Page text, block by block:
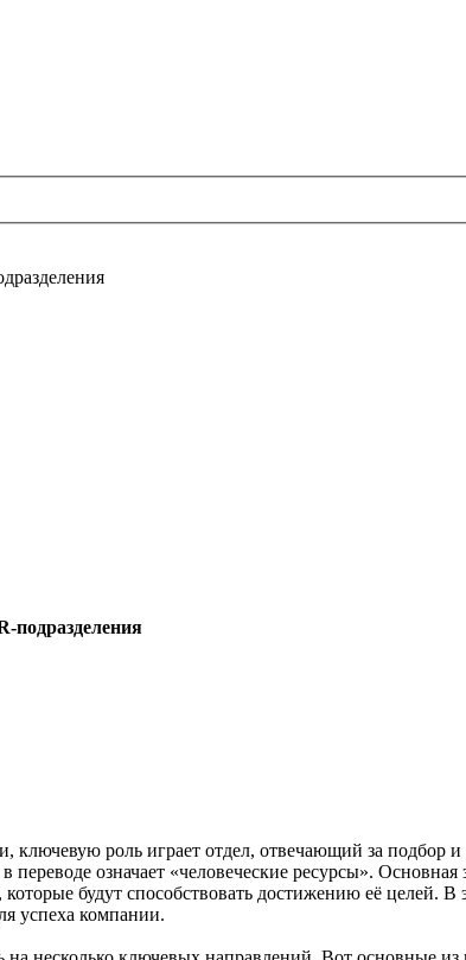
подразделения
ключевую роль играет отдел, отвечающий за подбор
означает «человеческие ресурсы».
будут способствовать достижению её целей. В
успеха компании.